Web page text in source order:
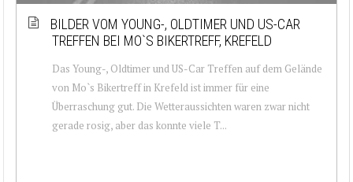
BILDER VOM YOUNG-, OLDTIMER UND US-CAR
TREFFEN BEI MO`S BIKERTREFF, KREFELD
Das Young-, Oldtimer und US-Car Treffen auf dem Gelände
von Mo`s Bikertreff in Krefeld ist immer für eine
Überraschung gut. Die Wetteraussichten waren zwar nicht
gerade rosig, aber das konnte viele T...